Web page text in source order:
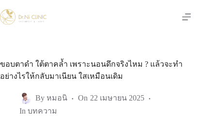
to
content
ขอบตาดำ ใต้ตาคล้ำ เพราะนอนดึกจริงไหม ? แล้วจะทำ
อย่างไรให้กลับมาเนียน ใสเหมือนเดิม
By หมอนิ On 22 เมษายน 2025
In บทความ